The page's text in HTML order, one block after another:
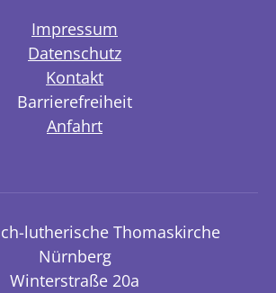
Impressum
Datenschutz
Kontakt
Barrierefreiheit
Anfahrt
lutherische Thomaskirche
Nürnberg
Winterstraße 20a